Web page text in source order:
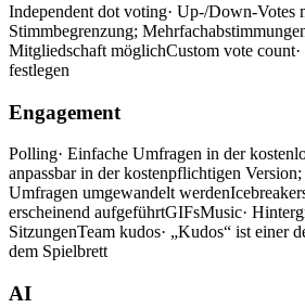
Independent dot voting· Up-/Down-Votes
Stimmbegrenzung;
Mitgliedschaft möglichCustom vote count
festlegen
Engagement
Polling· Einfache Umfragen in der
anpassbar in der kostenpflichtigen
Umfragen umgewandelt werden
erscheinend aufgeführtGIFsMusic·
SitzungenTeam kudos· „Kudos“ ist einer
dem Spielbrett
AI